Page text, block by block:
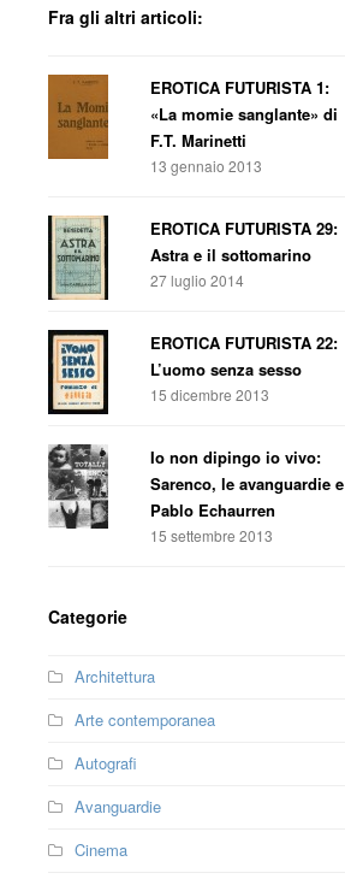
Fra gli altri articoli:
EROTICA FUTURISTA 1:
«La momie sanglante» di
F.T. Marinetti
13 gennaio 2013
EROTICA FUTURISTA 29:
Astra e il sottomarino
27 luglio 2014
EROTICA FUTURISTA 22:
L’uomo senza sesso
15 dicembre 2013
Io non dipingo io vivo:
Sarenco, le avanguardie e
Pablo Echaurren
15 settembre 2013
Categorie
Architettura
Arte contemporanea
Autografi
Avanguardie
Cinema